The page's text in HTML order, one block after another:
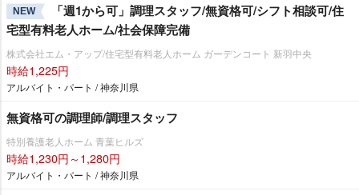
NEW
「週1から可」調理スタッフ/無資格可/シフト相談可/住
宅型有料老人ホーム/社会保障完備
株式会社エム・アップ/住宅型有料老人ホーム ガーデンコート 新羽中央
時給1,225円
アルバイト・パート / 神奈川県
無資格可の調理師/調理スタッフ
特別養護老人ホーム 青葉ヒルズ
時給1,230円～1,280円
アルバイト・パート / 神奈川県